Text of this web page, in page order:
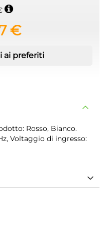
€
ai preferiti
Rosso, Bianco.
Voltaggio di ingresso: